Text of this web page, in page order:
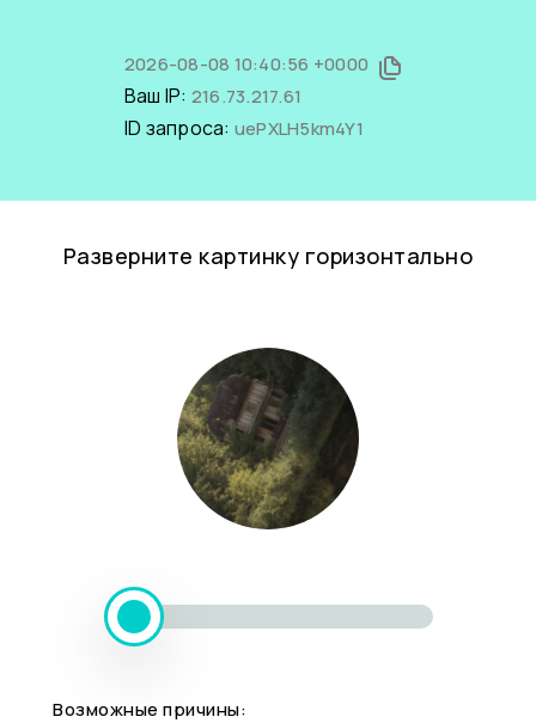
2026-08-08 10:40:56 +0000
Ваш IP: 216.73.217.61
ID запроса: uePXLH5km4Y1
Разверните картинку горизонтально
Возможные причины: